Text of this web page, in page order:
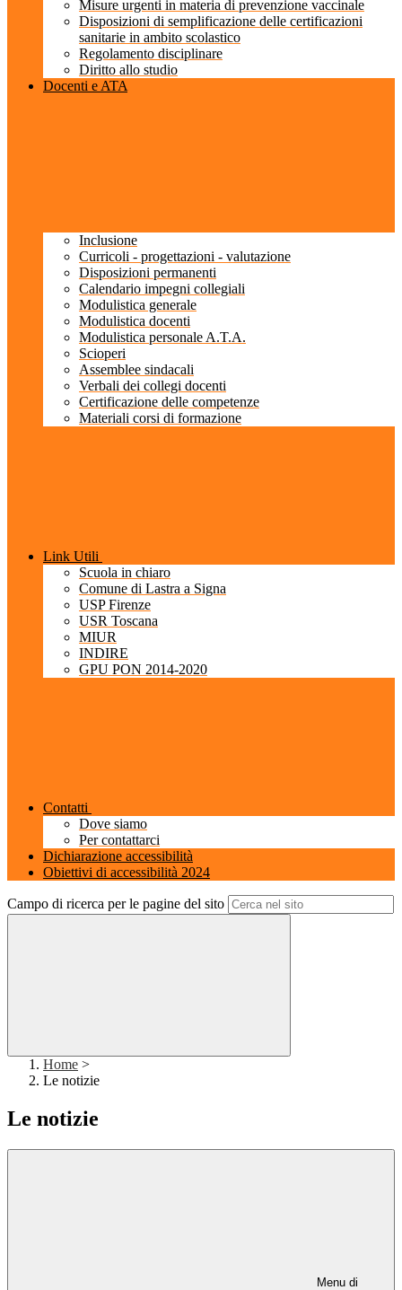
Misure urgenti in materia di prevenzione vaccinale
Disposizioni di semplificazione delle certificazioni
sanitarie in ambito scolastico
Regolamento disciplinare
Diritto allo studio
Docenti e ATA
Inclusione
Curricoli - progettazioni - valutazione
Disposizioni permanenti
Calendario impegni collegiali
Modulistica generale
Modulistica docenti
Modulistica personale A.T.A.
Scioperi
Assemblee sindacali
Verbali dei collegi docenti
Certificazione delle competenze
Materiali corsi di formazione
Link Utili
Scuola in chiaro
Comune di Lastra a Signa
USP Firenze
USR Toscana
MIUR
INDIRE
GPU PON 2014-2020
Contatti
Dove siamo
Per contattarci
Dichiarazione accessibilità
Obiettivi di accessibilità 2024
Campo di ricerca per le pagine del sito
Home >
Le notizie
Le notizie
Menu di